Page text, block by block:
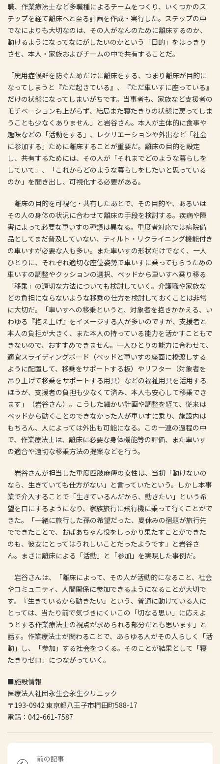
職、作業療法士など多職種によるチームをつくり、いくつかのス
テップを経て離床へと至る計画を作成・実行した。ステップの中
でなによりも大切なのは、その人がなんのために離床するのか、
動けるようになってなにがしたいのかという「目的」をはっきり
させ、本人・家族およびチームの中で共有することだ。
「廃用症候群を防ぐためだけに離床をする、つまり離床が目的に
なってしまうと『ただ起きている』、『ただ車いすに座っている』
だけの状態になってしまいがちです。当事者も、家族など支援者の
モチベーションも上がらず、結局また寝たきりの状態に戻ってしま
うことも少なくありません」と岩谷さん。本人が主体的に食事や
趣味などの「活動をする」、レクリエーションや外出など「社会
に参加する」ために離床することが重要だ。離床の目的を設定
し、共有するためには、その人が「それまでどのような暮らしを
していて」、「これからどのような暮らしをしたいと思っている
のか」を聞き出し、可視化する必要がある。
離床の目的を可視化・共有したあとで、その目的や、あるいは
その人の身体の状況に合わせて離床の手段を検討する。疾病や障
害によって必要な車いすの種類は異なる。重度者対応では病院備
品としてまだ普及していない、ティルト・リクライニング機能付き
の車いすが必要な人も多い。また車いすの形状だけでなく、一人
ひとりに、それぞれ適切な座位姿勢で車いすに乗ってもらうための
車いすの調整やクッションの選択、ベッドから車いすへ乗り移る
「移乗」の適切な方法についても検討していく。介護職や家族な
どの負担にならないような移乗の仕方を検討しておくことは非常
に大切だ。「車いすへの移乗というと、対象者を抱きかかえる、い
わゆる『抱え上げ』をイメージする人が多いのですが、支援者と
本人の負担が大きく、また本人の持っている能力を活かすこともで
きないので、おすすめできません。一人ひとりの能力に合わせて、
適宜スライディングボード（ベッドと車いすの座面に橋渡しする
ように配置して、移乗をサポートする板）やリフター（対象者を
吊り上げて移乗をサポートする用具）などの福祉用具を活用する
ほうが、支援者の負担も少なくて済み、本人も安心して移乗でき
ます」（岩谷さん）。こうした細かい計画や調整を経て、従来は
ベッドから動くことのできなかった人が車いすに乗り、施設内は
もちろん、人によっては外出も可能になる。この一連の過程の中
で、作業療法士は、離床に必要な身体機能等の評価、また車いす
の適合や適切な移乗方法の提案などを行う。
岩谷さんが担当した重度四肢麻痺の女性は、当初「動けないの
なら、生きていても仕方がない」と言っていたという。しかし本事
業で介入することで「生きているんだから、動きたい」という希
望を口にするようになり、家族旅行に飛行機に乗って行くことがで
きた。「一緒に旅行した孫の希望だった、夏休みの宿題が旅行先
でできたことで、おばあちゃん役をしっかり果たすことができた
のも、彼女にとってはうれしいことだったようです」と岩谷さ
ん。まさに離床による「活動」と「参加」を実現した事例だ。
岩谷さんは、「離床によって、その人が活動的になること、社会
やコミュニティ、人間関係に参加できるようになることが大切で
す。『生きているから動きたい』という、普通に動けている人に
とっては、当たり前で気づきにくいこの「切なる思い」に応えよ
うとする作業療法士の視点が求められる部分だとも思います」と
話す。作業療法士が関わることで、あらゆる人がその人らしく「活
動」し、「参加」する社会をつくる。そのことが結果として「寝
たきりゼロ」につながっていく。
■施設情報
医療法人社団永生会永生クリニック
〒193-0942 東京都八王子市椚田町588-17
電話：042-661-7587
前の記事